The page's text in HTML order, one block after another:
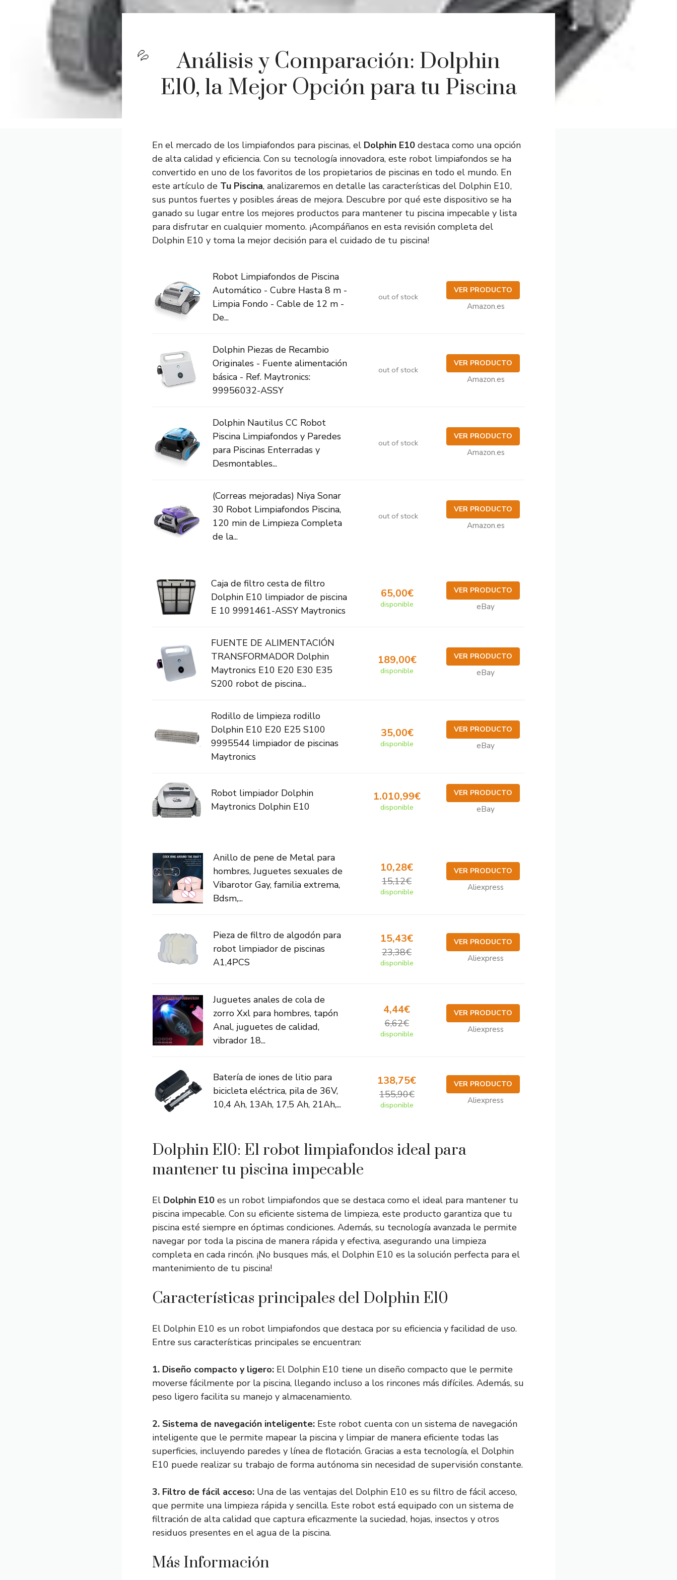
Análisis y Comparación: Dolphin
E10, la Mejor Opción para tu Piscina
En el mercado de los limpiafondos para piscinas, el Dolphin E10 destaca como una opción
de alta calidad y eficiencia. Con su tecnología innovadora, este robot limpiafondos se ha
convertido en uno de los favoritos de los propietarios de piscinas en todo el mundo. En
este artículo de Tu Piscina, analizaremos en detalle las características del Dolphin E10,
sus puntos fuertes y posibles áreas de mejora. Descubre por qué este dispositivo se ha
ganado su lugar entre los mejores productos para mantener tu piscina impecable y lista
para disfrutar en cualquier momento. ¡Acompáñanos en esta revisión completa del
Dolphin E10 y toma la mejor decisión para el cuidado de tu piscina!
Robot Limpiafondos de Piscina
Automático - Cubre Hasta 8 m -
Limpia Fondo - Cable de 12 m -
De...
out of stock
VER PRODUCTO
Amazon.es
Dolphin Piezas de Recambio
Originales - Fuente alimentación
básica - Ref. Maytronics:
99956032-ASSY
out of stock
VER PRODUCTO
Amazon.es
Dolphin Nautilus CC Robot
Piscina Limpiafondos y Paredes
para Piscinas Enterradas y
Desmontables...
out of stock
VER PRODUCTO
Amazon.es
(Correas mejoradas) Niya Sonar
30 Robot Limpiafondos Piscina,
120 min de Limpieza Completa
de la...
out of stock
VER PRODUCTO
Amazon.es
Caja de filtro cesta de filtro
Dolphin E10 limpiador de piscina
E 10 9991461-ASSY Maytronics
65,00€
disponible
VER PRODUCTO
eBay
FUENTE DE ALIMENTACIÓN
TRANSFORMADOR Dolphin
Maytronics E10 E20 E30 E35
S200 robot de piscina...
189,00€
disponible
VER PRODUCTO
eBay
Rodillo de limpieza rodillo
Dolphin E10 E20 E25 S100
9995544 limpiador de piscinas
Maytronics
35,00€
disponible
VER PRODUCTO
eBay
Robot limpiador Dolphin
Maytronics Dolphin E10
1.010,99€
disponible
VER PRODUCTO
eBay
Anillo de pene de Metal para
hombres, Juguetes sexuales de
Vibarotor Gay, familia extrema,
Bdsm,...
10,28€
15,12€
disponible
VER PRODUCTO
Aliexpress
Pieza de filtro de algodón para
robot limpiador de piscinas
A1,4PCS
15,43€
23,38€
disponible
VER PRODUCTO
Aliexpress
Juguetes anales de cola de
zorro Xxl para hombres, tapón
Anal, juguetes de calidad,
vibrador 18...
4,44€
6,62€
disponible
VER PRODUCTO
Aliexpress
Batería de iones de litio para
bicicleta eléctrica, pila de 36V,
10,4 Ah, 13Ah, 17,5 Ah, 21Ah,...
138,75€
155,90€
disponible
VER PRODUCTO
Aliexpress
Dolphin E10: El robot limpiafondos ideal para
mantener tu piscina impecable
El Dolphin E10 es un robot limpiafondos que se destaca como el ideal para mantener tu
piscina impecable. Con su eficiente sistema de limpieza, este producto garantiza que tu
piscina esté siempre en óptimas condiciones. Además, su tecnología avanzada le permite
navegar por toda la piscina de manera rápida y efectiva, asegurando una limpieza
completa en cada rincón. ¡No busques más, el Dolphin E10 es la solución perfecta para el
mantenimiento de tu piscina!
Características principales del Dolphin E10
El Dolphin E10 es un robot limpiafondos que destaca por su eficiencia y facilidad de uso.
Entre sus características principales se encuentran:
1. Diseño compacto y ligero: El Dolphin E10 tiene un diseño compacto que le permite
moverse fácilmente por la piscina, llegando incluso a los rincones más difíciles. Además, su
peso ligero facilita su manejo y almacenamiento.
2. Sistema de navegación inteligente: Este robot cuenta con un sistema de navegación
inteligente que le permite mapear la piscina y limpiar de manera eficiente todas las
superficies, incluyendo paredes y línea de flotación. Gracias a esta tecnología, el Dolphin
E10 puede realizar su trabajo de forma autónoma sin necesidad de supervisión constante.
3. Filtro de fácil acceso: Una de las ventajas del Dolphin E10 es su filtro de fácil acceso,
que permite una limpieza rápida y sencilla. Este robot está equipado con un sistema de
filtración de alta calidad que captura eficazmente la suciedad, hojas, insectos y otros
residuos presentes en el agua de la piscina.
Más Información